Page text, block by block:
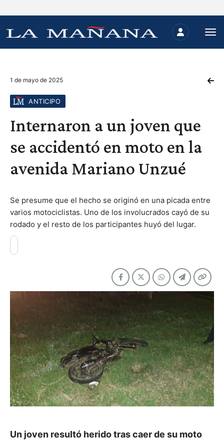
1 de mayo de 2025
ANTICIPO
Internaron a un joven que
se accidentó en moto en la
avenida Mariano Unzué
Se presume que el hecho se originó en una picada entre
varios motociclistas. Uno de los involucrados cayó de su
rodado y el resto de los participantes huyó del lugar.
Un joven resultó herido tras caer de su moto